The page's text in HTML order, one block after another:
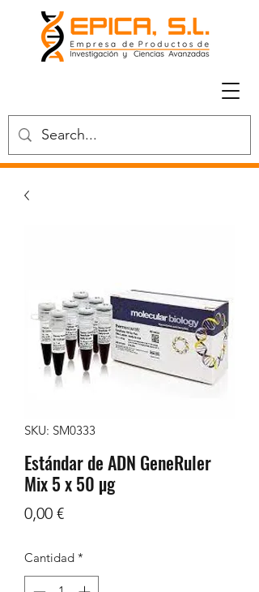
SKU: SM0333
Estándar de ADN GeneRuler
Mix 5 x 50 µg
0,00 €Precio
Cantidad *